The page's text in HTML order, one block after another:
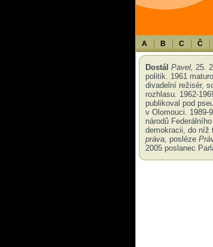
A B C Č
Dostál Pavel, 25.
politik. 1961
divadelní režisér,
rozhlasu. 1962-
publikoval pod
v Olomouci. 1989-
národů
demokracii, do níž
práva, posléze
2005 poslanec